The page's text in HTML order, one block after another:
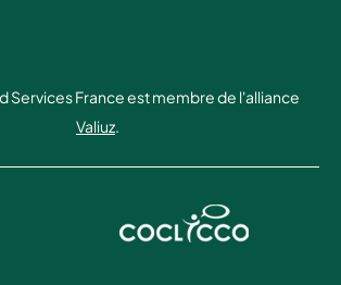
Services France est membre de l'alliance
Valiuz.